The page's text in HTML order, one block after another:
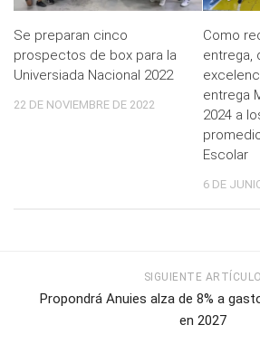
Se preparan cinco
prospectos de box para la
Universiada Nacional 2022
22 DE NOVIEMBRE DE 2022
Como
entrega,
entrega
2024 a
Escolar
6 DE
SIGUIENTE ARTÍCULO
Propondrá Anuies alza de 8% a
en 2027